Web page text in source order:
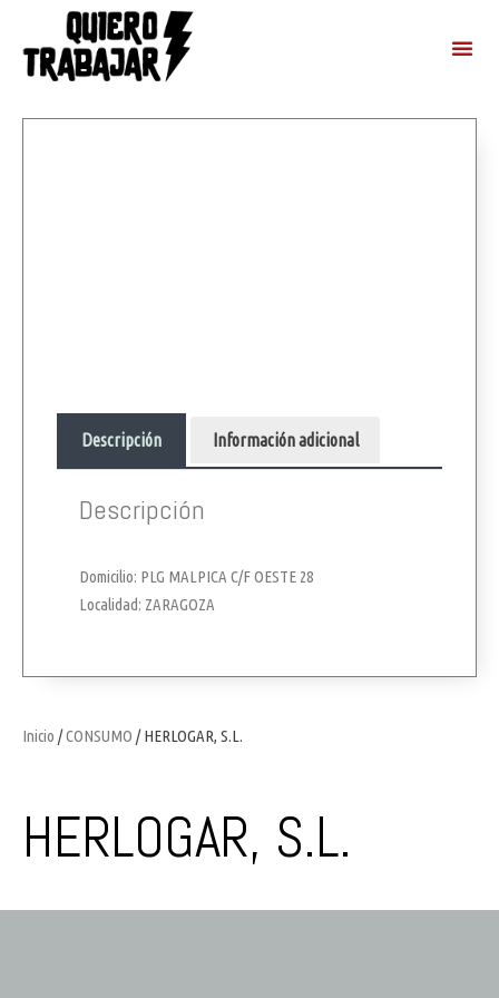
Inicio /CONSUMO / HERLOGAR, S.L.
HERLOGAR, S.L.
Descripción Información adicional
Descripción
Domicilio: PLG MALPICA C/F OESTE 28
Localidad: ZARAGOZA